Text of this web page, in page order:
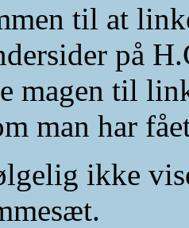
til at
på
magen til
man har
ikke